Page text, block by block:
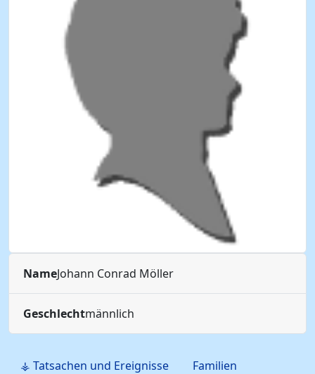
NameJohann Conrad Möller
Geschlechtmännlich
⚶ Tatsachen und Ereignisse
Familien